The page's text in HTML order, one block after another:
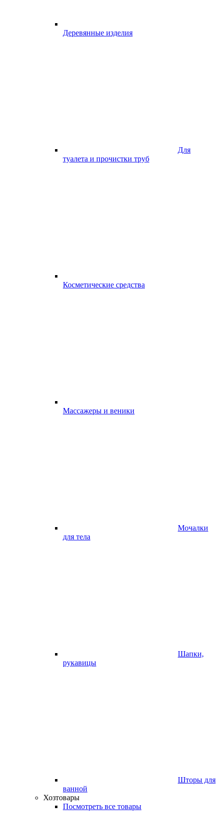
Деревянные изделия
Для
туалета и прочистки труб
Косметические средства
Массажеры и веники
Мочалки
для тела
Шапки,
рукавицы
Шторы для
ванной
Хозтовары
Посмотреть все товары